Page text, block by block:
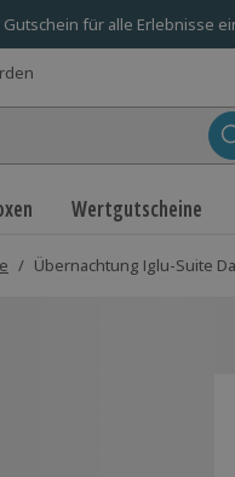
Gutschein für alle Erlebnisse
Wertgutscheine
/ Übernachtung Iglu-Suite